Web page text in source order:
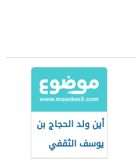
أين ولد الحجاج بن
يوسف الثقفي